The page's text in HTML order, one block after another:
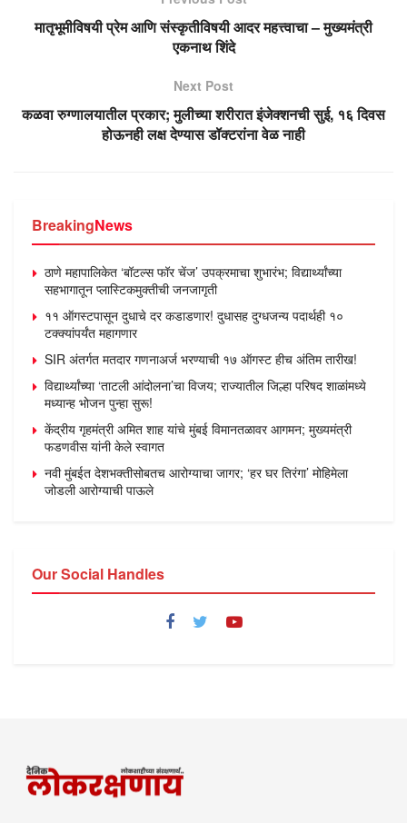
मातृभूमीविषयी प्रेम आणि संस्कृतीविषयी आदर महत्त्वाचा – मुख्यमंत्री
एकनाथ शिंदे
Next Post
कळवा रुग्णालयातील प्रकार; मुलीच्या शरीरात इंजेक्शनची सुई, १६ दिवस
होऊनही लक्ष देण्यास डॉक्टरांना वेळ नाही
BreakingNews
ठाणे महापालिकेत ‘बॉटल्स फॉर चेंज’ उपक्रमाचा शुभारंभ; विद्यार्थ्यांच्या
सहभागातून प्लास्टिकमुक्तीची जनजागृती
११ ऑगस्टपासून दुधाचे दर कडाडणार! दुधासह दुग्धजन्य पदार्थही १०
टक्क्यांपर्यंत महागणार
SIR अंतर्गत मतदार गणनाअर्ज भरण्याची १७ ऑगस्ट हीच अंतिम तारीख!
विद्यार्थ्यांच्या ‘ताटली आंदोलना’चा विजय; राज्यातील जिल्हा परिषद शाळांमध्ये
मध्यान्ह भोजन पुन्हा सुरू!
केंद्रीय गृहमंत्री अमित शाह यांचे मुंबई विमानतळावर आगमन; मुख्यमंत्री
फडणवीस यांनी केले स्वागत
नवी मुंबईत देशभक्तीसोबतच आरोग्याचा जागर; ‘हर घर तिरंगा’ मोहिमेला
जोडली आरोग्याची पाऊले
Our Social Handles